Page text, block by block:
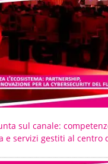
sul canale:
e servizi gestiti al centro